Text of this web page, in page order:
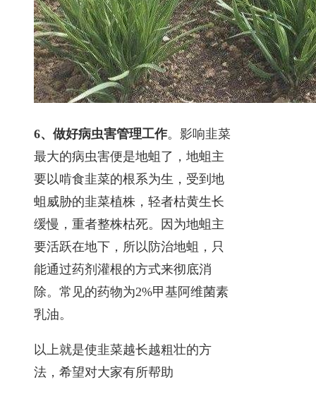
6、做好病虫害管理工作。影响韭菜
最大的病虫害便是地蛆了，地蛆主
要以啃食韭菜的根系为生，受到地
蛆威胁的韭菜植株，轻者枯黄生长
缓慢，重者整株枯死。因为地蛆主
要活跃在地下，所以防治地蛆，只
能通过药剂灌根的方式来彻底消
除。常见的药物为2%甲基阿维菌素
乳油。
以上就是使韭菜越长越粗壮的方
法，希望对大家有所帮助